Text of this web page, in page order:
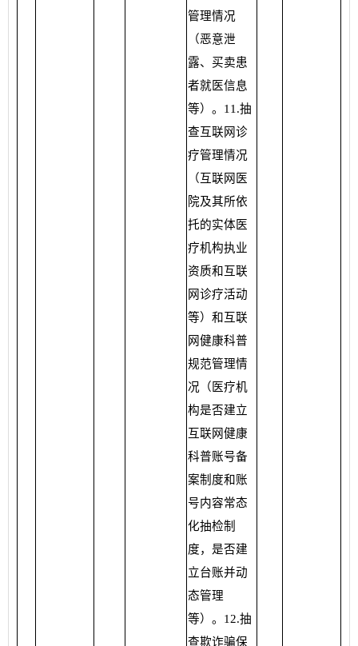
管理情况
（恶意泄
露、买卖患
者就医信息
等）。11.抽
查互联网诊
疗管理情况
（互联网医
院及其所依
托的实体医
疗机构执业
资质和互联
网诊疗活动
等）和互联
网健康科普
规范管理情
况（医疗机
构是否建立
互联网健康
科普账号备
案制度和账
号内容常态
化抽检制
度，是否建
立台账并动
态管理
等）。12.抽
查欺诈骗保